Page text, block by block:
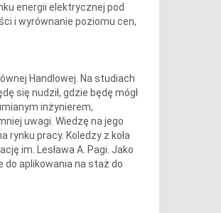
energii elektrycznej pod
i wyrównanie poziomu cen,
Handlowej. Na studiach
się nudził, gdzie będę mógł
inżynierem,
uwagi. Wiedzę na jego
rynku pracy. Koledzy z koła
im. Lesława A. Pagi. Jako
do aplikowania na staż do